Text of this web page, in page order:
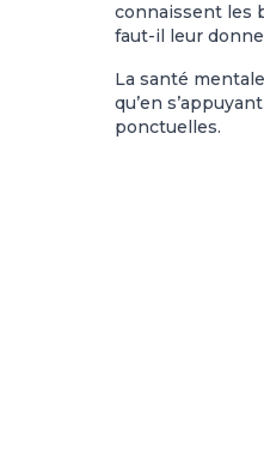
connaissent les
faut-il leur
La santé
qu’en
ponctuelles.